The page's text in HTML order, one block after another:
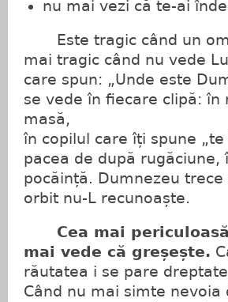
nu mai vezi că te-ai
Este tragic când un om
mai tragic când nu vede
care spun: „Unde este
se vede în fiecare clipă:
masă,
în copilul care îți spune
pacea de după
pocăință. Dumnezeu
orbit nu-L recunoaște.
Cea mai periculoasă
mai vede că greșește.
răutatea i se pare
Când nu mai simte